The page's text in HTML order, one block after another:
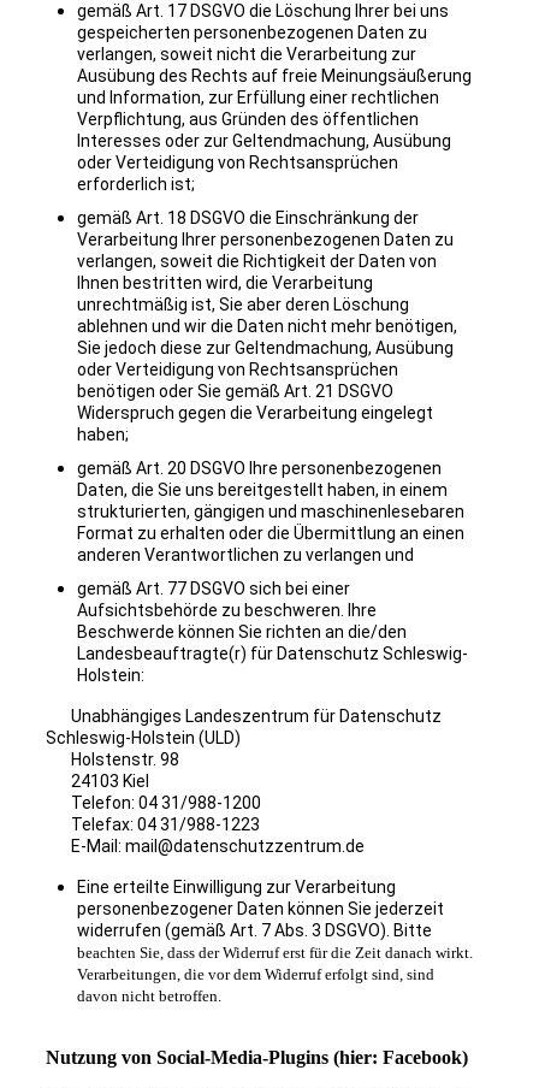
gemäß Art. 17 DSGVO die Löschung Ihrer bei uns
gespeicherten personenbezogenen Daten zu
verlangen, soweit nicht die Verarbeitung zur
Ausübung des Rechts auf freie Meinungsäußerung
und Information, zur Erfüllung einer rechtlichen
Verpflichtung, aus Gründen des öffentlichen
Interesses oder zur Geltendmachung, Ausübung
oder Verteidigung von Rechtsansprüchen
erforderlich ist;
gemäß Art. 18 DSGVO die Einschränkung der
Verarbeitung Ihrer personenbezogenen Daten zu
verlangen, soweit die Richtigkeit der Daten von
Ihnen bestritten wird, die Verarbeitung
unrechtmäßig ist, Sie aber deren Löschung
ablehnen und wir die Daten nicht mehr benötigen,
Sie jedoch diese zur Geltendmachung, Ausübung
oder Verteidigung von Rechtsansprüchen
benötigen oder Sie gemäß Art. 21 DSGVO
Widerspruch gegen die Verarbeitung eingelegt
haben;
gemäß Art. 20 DSGVO Ihre personenbezogenen
Daten, die Sie uns bereitgestellt haben, in einem
strukturierten, gängigen und maschinenlesebaren
Format zu erhalten oder die Übermittlung an einen
anderen Verantwortlichen zu verlangen und
gemäß Art. 77 DSGVO sich bei einer
Aufsichtsbehörde zu beschweren. Ihre
Beschwerde können Sie richten an die/den
Landesbeauftragte(r) für Datenschutz Schleswig-
Holstein:
Unabhängiges Landeszentrum für Datenschutz
Schleswig-Holstein (ULD)
Holstenstr. 98
24103 Kiel
Telefon: 04 31/988-1200
Telefax: 04 31/988-1223
E-Mail: mail@datenschutzzentrum.de
Eine erteilte Einwilligung zur Verarbeitung
personenbezogener Daten können Sie jederzeit
widerrufen (gemäß Art. 7 Abs. 3 DSGVO). Bitte
beachten Sie, dass der Widerruf erst für die Zeit danach wirkt.
Verarbeitungen, die vor dem Widerruf erfolgt sind, sind
davon nicht betroffen.
Nutzung von Social-Media-Plugins (hier: Facebook)